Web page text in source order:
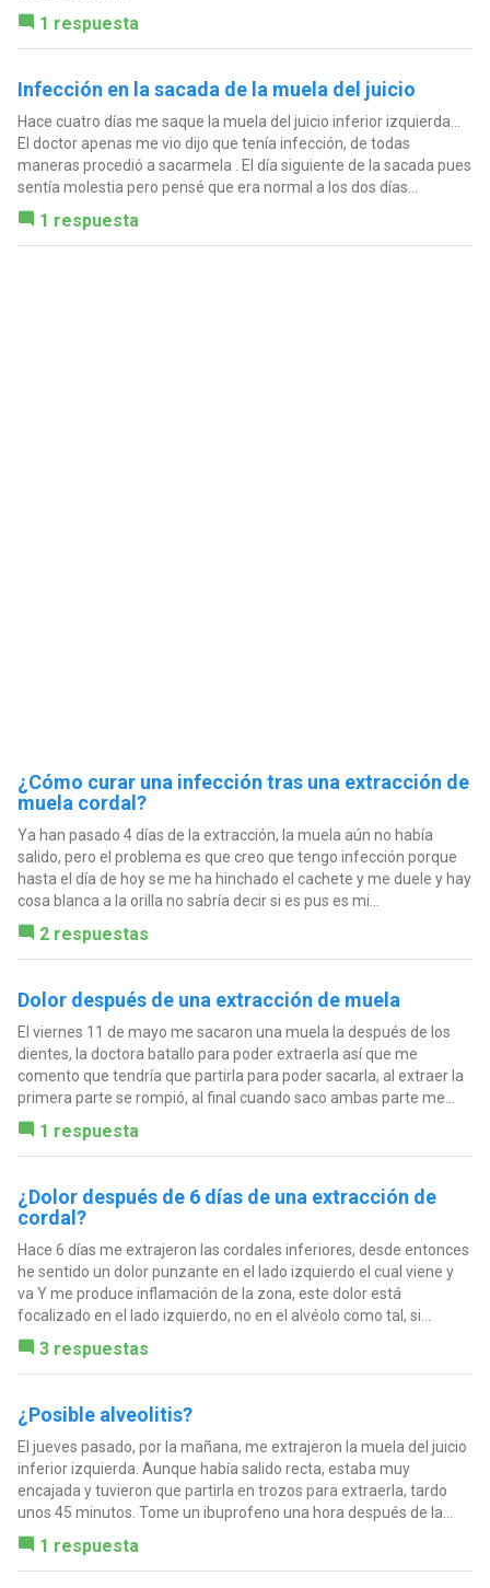
1 respuesta
Infección en la sacada de la muela del juicio
Hace cuatro días me saque la muela del juicio inferior izquierda...
El doctor apenas me vio dijo que tenía infección, de todas
maneras procedió a sacarmela . El día siguiente de la sacada pues
sentía molestia pero pensé que era normal a los dos días...
1 respuesta
¿Cómo curar una infección tras una extracción de
muela cordal?
Ya han pasado 4 días de la extracción, la muela aún no había
salido, pero el problema es que creo que tengo infección porque
hasta el día de hoy se me ha hinchado el cachete y me duele y hay
cosa blanca a la orilla no sabría decir si es pus es mi...
2 respuestas
Dolor después de una extracción de muela
El viernes 11 de mayo me sacaron una muela la después de los
dientes, la doctora batallo para poder extraerla así que me
comento que tendría que partirla para poder sacarla, al extraer la
primera parte se rompió, al final cuando saco ambas parte me...
1 respuesta
¿Dolor después de 6 días de una extracción de
cordal?
Hace 6 días me extrajeron las cordales inferiores, desde entonces
he sentido un dolor punzante en el lado izquierdo el cual viene y
va Y me produce inflamación de la zona, este dolor está
focalizado en el lado izquierdo, no en el alvéolo como tal, si...
3 respuestas
¿Posible alveolitis?
El jueves pasado, por la mañana, me extrajeron la muela del juicio
inferior izquierda. Aunque había salido recta, estaba muy
encajada y tuvieron que partirla en trozos para extraerla, tardo
unos 45 minutos. Tome un ibuprofeno una hora después de la...
1 respuesta